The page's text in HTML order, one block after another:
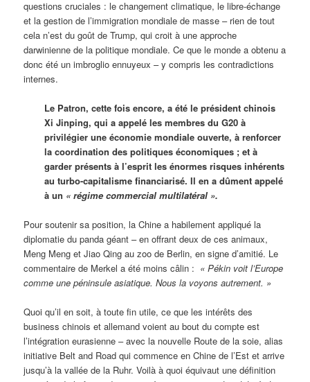
questions cruciales : le changement climatique, le libre-échange
et la gestion de l’immigration mondiale de masse – rien de tout
cela n’est du goût de Trump, qui croit à une approche
darwinienne de la politique mondiale. Ce que le monde a obtenu a
donc été un imbroglio ennuyeux – y compris les contradictions
internes.
Le Patron, cette fois encore, a été le président chinois
Xi Jinping, qui a appelé les membres du G20 à
privilégier une économie mondiale ouverte, à renforcer
la coordination des politiques économiques ; et à
garder présents à l’esprit les énormes risques inhérents
au turbo-capitalisme financiarisé. Il en a dûment appelé
à un « régime commercial multilatéral ».
Pour soutenir sa position, la Chine a habilement appliqué la
diplomatie du panda géant – en offrant deux de ces animaux,
Meng Meng et Jiao Qing au zoo de Berlin, en signe d’amitié. Le
commentaire de Merkel a été moins câlin : « Pékin voit l’Europe
comme une péninsule asiatique. Nous la voyons autrement. »
Quoi qu’il en soit, à toute fin utile, ce que les intérêts des
business chinois et allemand voient au bout du compte est
l’intégration eurasienne – avec la nouvelle Route de la soie, alias
initiative Belt and Road qui commence en Chine de l’Est et arrive
jusqu’à la vallée de la Ruhr. Voilà à quoi équivaut une définition